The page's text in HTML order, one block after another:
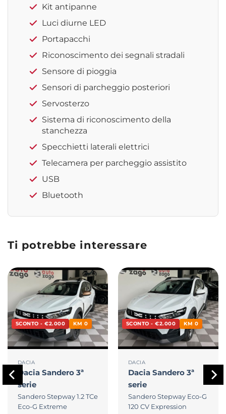
Kit antipanne
Luci diurne LED
Portapacchi
Riconoscimento dei segnali stradali
Sensore di pioggia
Sensori di parcheggio posteriori
Servosterzo
Sistema di riconoscimento della
stanchezza
Specchietti laterali elettrici
Telecamera per parcheggio assistito
USB
Bluetooth
Ti potrebbe interessare
SCONTO - €2.000 KM 0
DACIA
Dacia Sandero 3ª
serie
Sandero Stepway 1.2 TCe
Eco-G Extreme
SCONTO - €2.000 KM 0
DACIA
Dacia Sandero 3ª
serie
Sandero Stepway Eco-G
120 CV Expression